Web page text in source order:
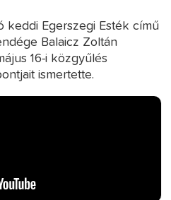
keddi Egerszegi Esték című
Balaicz Zoltán
16-i közgyűlés
ismertette.